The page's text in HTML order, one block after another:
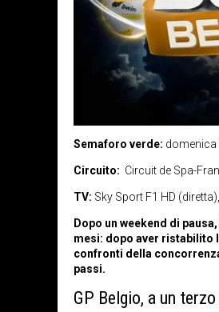
Semaforo verde: domenica
Circuito: Circuit de Spa-
TV: Sky Sport F1 HD
Dopo un weekend di
mesi: dopo aver ristabilito
confronti della
passi.
GP Belgio, a un